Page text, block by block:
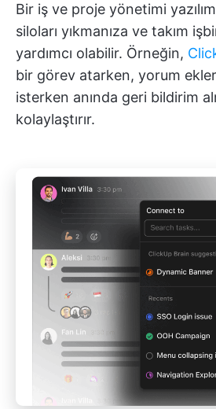
Bir iş ve proje yönetimi
siloları yıkmanıza ve takım
yardımcı olabilir. Örneğin,
bir görev atarken, yorum
isterken anında geri bildirim
kolaylaştırır.